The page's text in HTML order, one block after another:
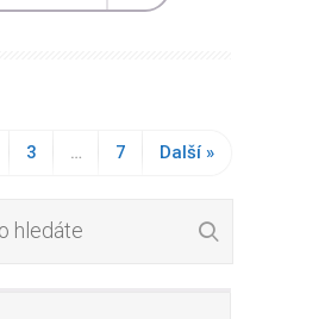
3 … 7 Další »